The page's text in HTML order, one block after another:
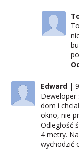
Edward
Deweloper
dom i
okno, nie
Odległość
4 metry.
wychodzić